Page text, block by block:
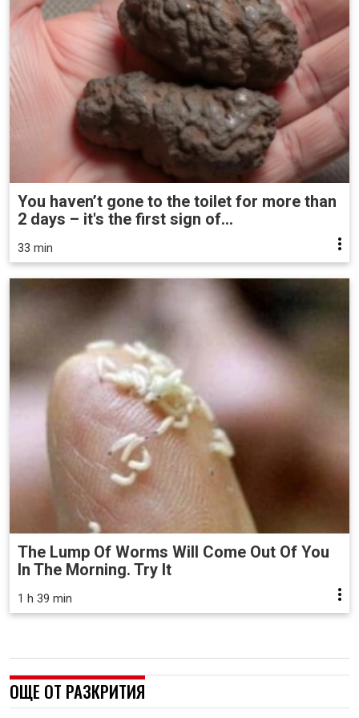
You haven’t gone to the toilet for more than
2 days – it's the first sign of...
33 min
The Lump Of Worms Will Come Out Of You
In The Morning. Try It
1 h 39 min
ОЩЕ ОТ РАЗКРИТИЯ